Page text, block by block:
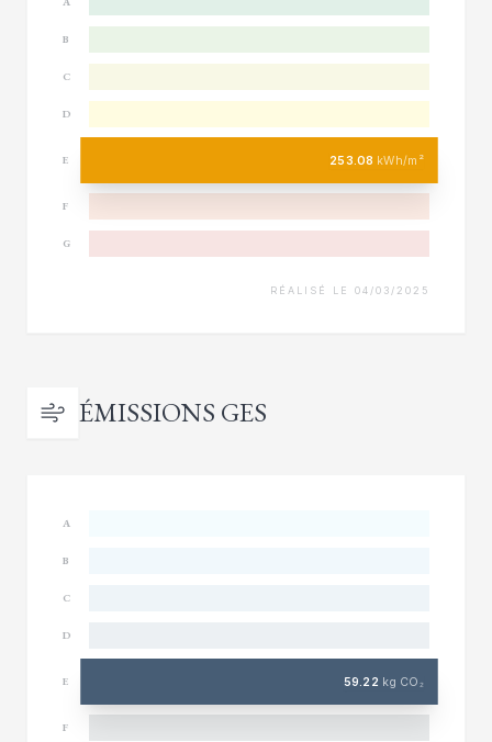
B
C
D
E 253.08 kWh/m²
F
G
RÉALISÉ LE 04/03/2025
ÉMISSIONS GES
A
B
C
D
E 59.22 kg CO₂
F